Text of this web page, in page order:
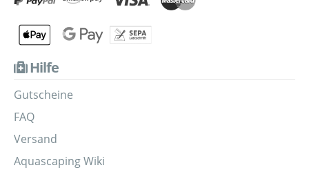
Hilfe
Gutscheine
FAQ
Versand
Aquascaping Wiki